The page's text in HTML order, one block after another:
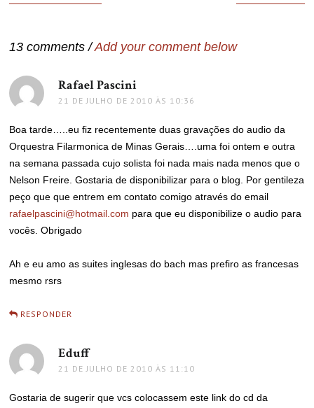
de
13 comments /Add your comment below
Rafael Pascini
21 DE JULHO DE 2010 ÀS 10:36
Boa tarde…..eu fiz recentemente duas gravações do audio da
Orquestra Filarmonica de Minas Gerais….uma foi ontem e outra
na semana passada cujo solista foi nada mais nada menos que o
Nelson Freire. Gostaria de disponibilizar para o blog. Por gentileza
peço que que entrem em contato comigo através do email
rafaelpascini@hotmail.com para que eu disponibilize o audio para
vocês. Obrigado
Ah e eu amo as suites inglesas do bach mas prefiro as francesas
mesmo rsrs
RESPONDER
Eduff
21 DE JULHO DE 2010 ÀS 11:10
Gostaria de sugerir que vcs colocassem este link do cd da